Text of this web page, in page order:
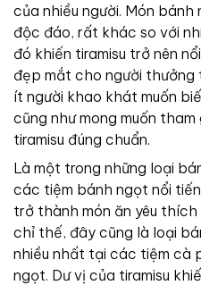
của nhiều người. Món
độc đáo, rất khác so với
đó khiến tiramisu trở nên
đẹp mắt cho người thưởng
ít người khao khát muốn
cũng như mong muốn
tiramisu đúng chuẩn.
Là một trong những loại
các tiệm bánh ngọt nổi
trở thành món ăn yêu
chỉ thế, đây cũng là loại
nhiều nhất tại các tiệm cà
ngọt. Dư vị của tiramisu